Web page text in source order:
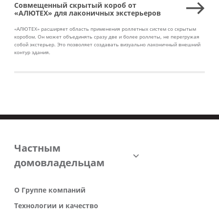
Совмещенный скрытый короб от
«АЛЮТЕХ» для лаконичных экстерьеров
«АЛЮТЕХ» расширяет область применения роллетных систем со скрытым
коробом. Он может объединять сразу две и более роллеты, не перегружая
собой экстерьер. Это позволяет создавать визуально лаконичный внешний
контур здания.
Частным
домовладельцам
О Группе компаний
Технологии и качество